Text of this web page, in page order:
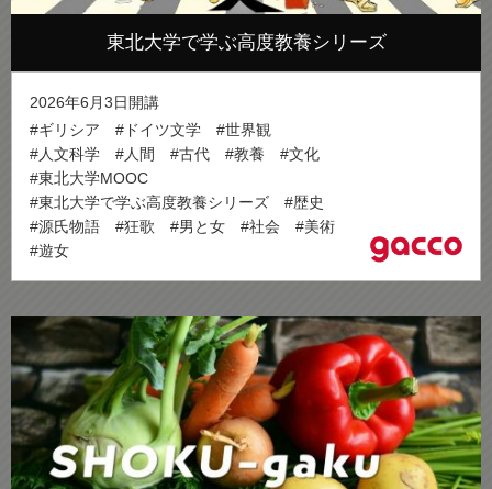
東北大学で学ぶ高度教養シリーズ
2026年6月3日開講
#ギリシア
#ドイツ文学
#世界観
#人文科学
#人間 #古代 #教養
#文化
#東北大学MOOC
#東北大学で学ぶ高度教養シリーズ
#歴史
#源氏物語
#狂歌 #男と女 #社会
#美術
#遊女